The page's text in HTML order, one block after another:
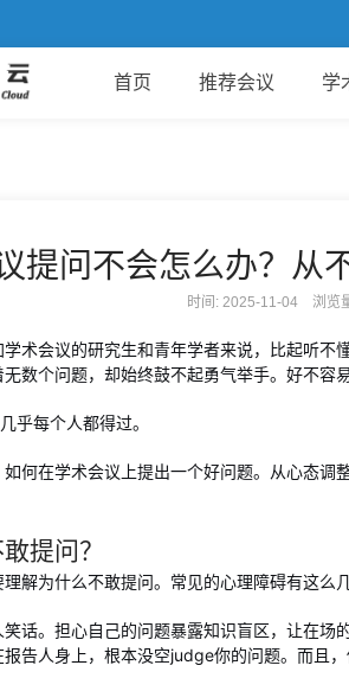
首页 推荐会议 学
提问不会怎么办？从
时间: 2025-11-04 浏览
术会议的研究生和青年学者来说，比起听不
数个问题，却始终鼓不起勇气举手。好不容
乎每个人都得过。
何在学术会议上提出一个好问题。从心态调
提问？
解为什么不敢提问。常见的心理障碍有这么几
话。担心自己的问题暴露知识盲区，让在场
告人身上，根本没空judge你的问题。而且